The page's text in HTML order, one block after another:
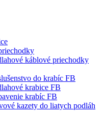
káblové priechodky
do krabíc FB
krabice FB
krabíc FB
kazety do liatych podláh